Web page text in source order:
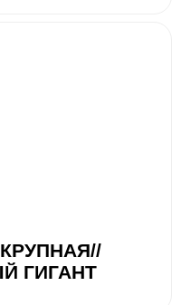
ГИГАНТ